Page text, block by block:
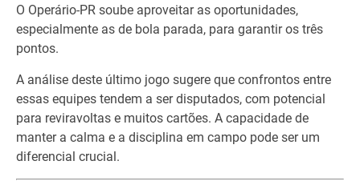
O Operário-PR soube aproveitar as oportunidades,
especialmente as de bola parada, para garantir os três
pontos.
A análise deste último jogo sugere que confrontos entre
essas equipes tendem a ser disputados, com potencial
para reviravoltas e muitos cartões. A capacidade de
manter a calma e a disciplina em campo pode ser um
diferencial crucial.